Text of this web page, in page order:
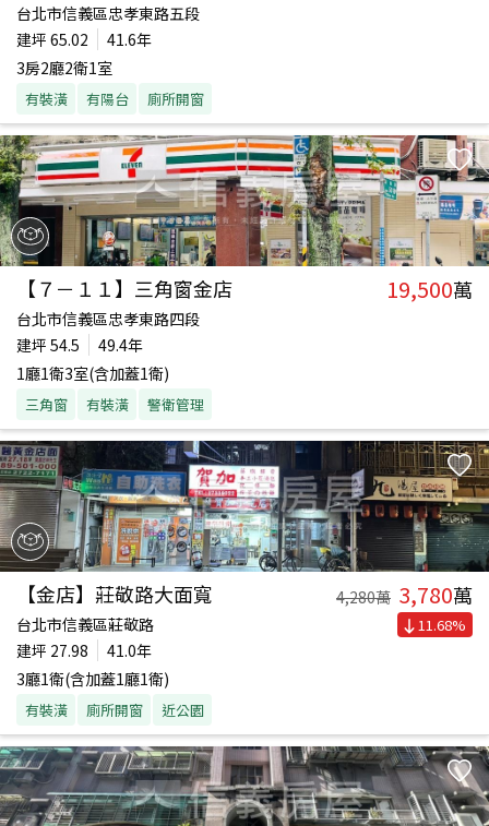
台北市信義區忠孝東路五段
建坪 65.02
41.6年
3房2廳2衛1室
有裝潢 有陽台 廁所開窗
【７－１１】三角窗金店 19,500萬
台北市信義區忠孝東路四段
建坪 54.5
49.4年
1廳1衛3室(含加蓋1衛)
三角窗 有裝潢 警衛管理
【金店】莊敬路大面寬 4,280萬 3,780萬
台北市信義區莊敬路
建坪 27.98
41.0年
3廳1衛(含加蓋1廳1衛)
有裝潢 廁所開窗 近公園
11.68%